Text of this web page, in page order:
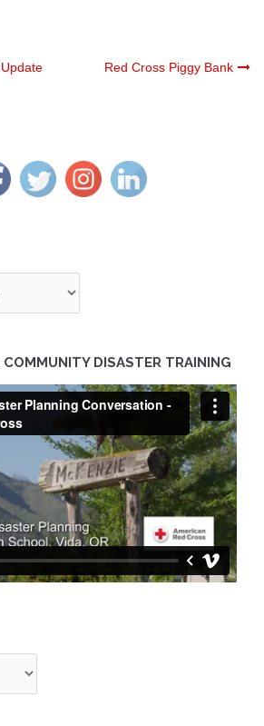
Red Cross Piggy Bank
DISASTER TRAINING